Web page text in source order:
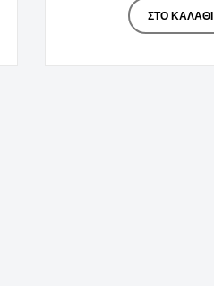
ΣΤΟ ΚΑΛΆΘΙ